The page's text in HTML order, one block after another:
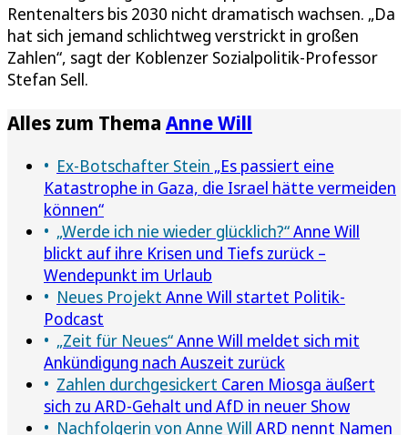
Rentenalters bis 2030 nicht dramatisch wachsen. „Da
hat sich jemand schlichtweg verstrickt in großen
Zahlen“, sagt der Koblenzer Sozialpolitik-Professor
Stefan Sell.
Alles zum Thema Anne Will
Ex-Botschafter Stein „Es passiert eine
Katastrophe in Gaza, die Israel hätte vermeiden
können“
„Werde ich nie wieder glücklich?“Anne Will
blickt auf ihre Krisen und Tiefs zurück –
Wendepunkt im Urlaub
Neues Projekt Anne Will startet Politik-
Podcast
„Zeit für Neues“Anne Will meldet sich mit
Ankündigung nach Auszeit zurück
Zahlen durchgesickert Caren Miosga äußert
sich zu ARD-Gehalt und AfD in neuer Show
Nachfolgerin von Anne Will ARD nennt Namen